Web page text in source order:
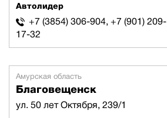
Автолидер
+7 (3854) 306-904, +7 (901) 209-
17-32
Амурская область
Благовещенск
ул. 50 лет Октября, 239/1